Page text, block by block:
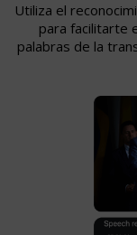
Utiliza el
para facilitarte
palabras de la